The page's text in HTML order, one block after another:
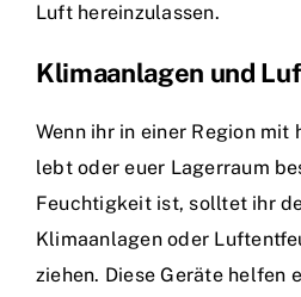
Luft hereinzulassen.
Klimaanlagen und
Wenn ihr in einer Region
lebt oder euer Lagerraum
Feuchtigkeit ist, solltet ihr
Klimaanlagen oder
ziehen. Diese Geräte helfen